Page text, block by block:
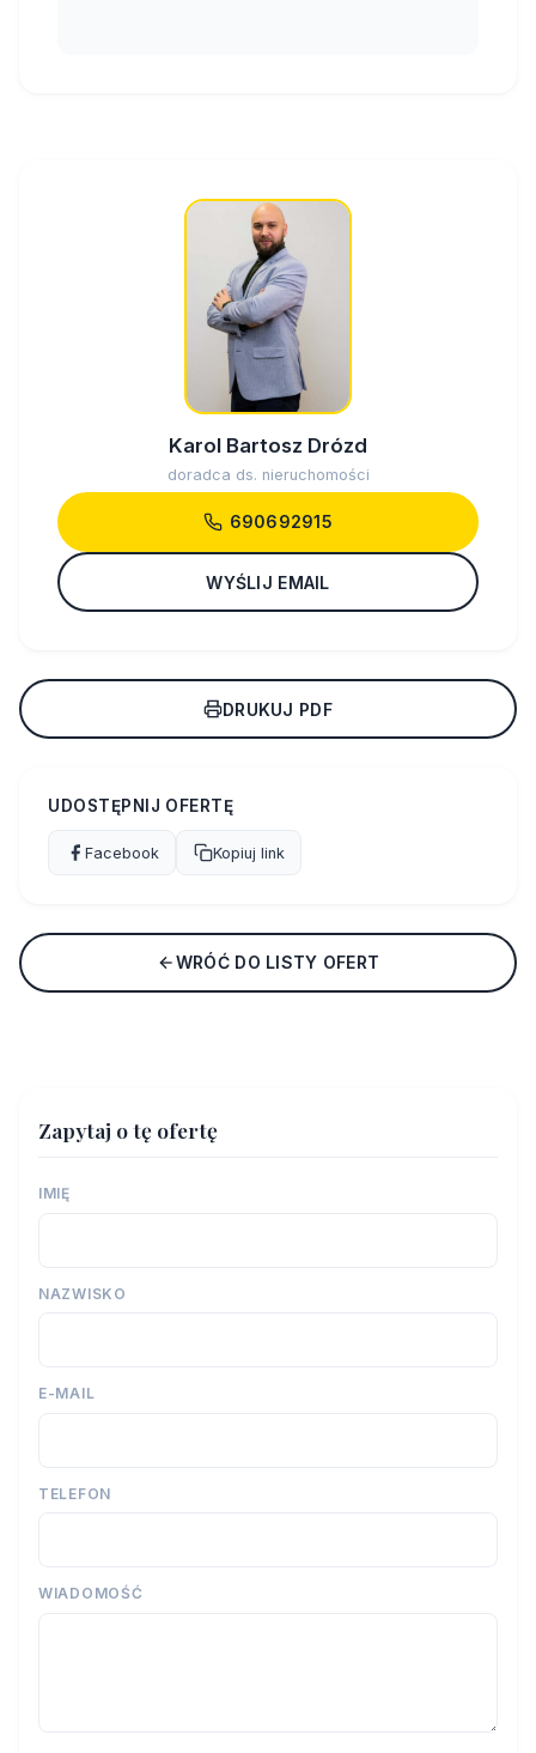
Karol Bartosz Drózd
doradca ds. nieruchomości
690692915
WYŚLIJ EMAIL
DRUKUJ PDF
UDOSTĘPNIJ OFERTĘ
Facebook Kopiuj link
WRÓĆ DO LISTY OFERT
Zapytaj o tę ofertę
IMIĘ
NAZWISKO
E-MAIL
TELEFON
WIADOMOŚĆ